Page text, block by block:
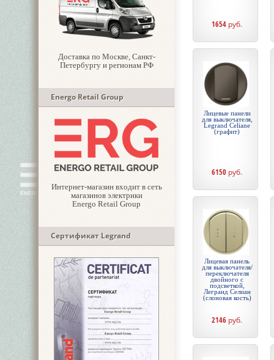
Доставка по Москве, Санкт-
Петербургу и регионам РФ
Energo Retail Group
Интернет-магазин входит в сеть
магазинов электрики
Energo Retail Group
Сертификат Legrand
1654 руб.
Лицевые панели
для выключателя,
Legrand Celiane
(графит)
6150 руб.
Лицевая панель
для выключателя/
переключателя
двойного с
подсветкой,
Легранд Селиан
(слоновая кость)
2146 руб.